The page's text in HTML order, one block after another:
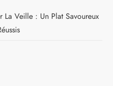
La Veille : Un Plat Savoureux